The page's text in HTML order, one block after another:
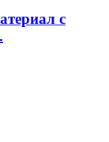
с